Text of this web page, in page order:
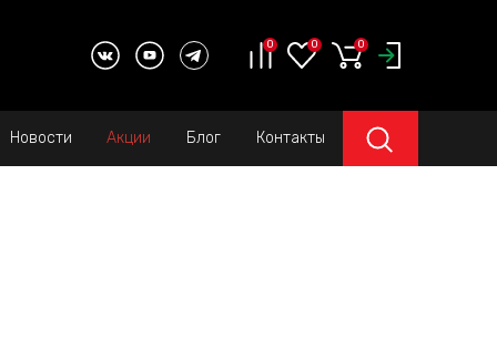
0 0 0
Новости Акции Блог Контакты